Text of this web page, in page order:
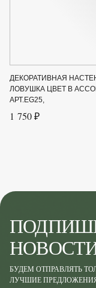
ДЕКОРАТИВНАЯ
ЛОВУШКА ЦВЕТ В
АРТ.ЕG25,
1 750 ₽
БУДЕМ ОТПРАВЛЯТЬ
ЛУЧШИЕ